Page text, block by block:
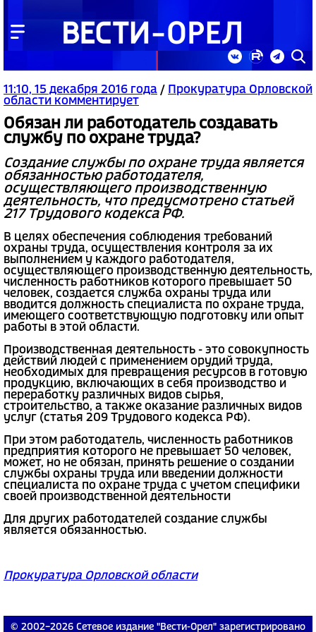
11:10, 15 декабря 2016 года /
Прокуратура Орловской
области комментирует
Обязан ли работодатель создавать
службу по охране труда?
Создание службы по охране труда является
обязанностью работодателя,
осуществляющего производственную
деятельность, что предусмотрено статьей
217 Трудового кодекса РФ.
В целях обеспечения соблюдения требований
охраны труда, осуществления контроля за их
выполнением у каждого работодателя,
осуществляющего производственную деятельность,
численность работников которого превышает 50
человек, создается служба охраны труда или
вводится должность специалиста по охране труда,
имеющего соответствующую подготовку или опыт
работы в этой области.
Производственная деятельность - это совокупность
действий людей с применением орудий труда,
необходимых для превращения ресурсов в готовую
продукцию, включающих в себя производство и
переработку различных видов сырья,
строительство, а также оказание различных видов
услуг (статья 209 Трудового кодекса РФ).
При этом работодатель, численность работников
предприятия которого не превышает 50 человек,
может, но не обязан, принять решение о создании
службы охраны труда или введении должности
специалиста по охране труда с учетом специфики
своей производственной деятельности
Для других работодателей создание службы
является обязанностью.
Прокуратура Орловской области
© 2002−2026 Сетевое издание "Вести-Орел" зарегистрировано